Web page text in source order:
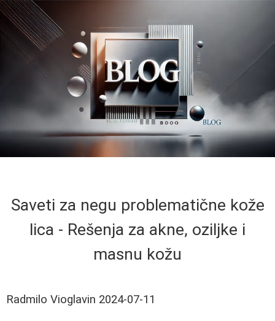
Saveti za negu problematične kože
lica - Rešenja za akne, oziljke i
masnu kožu
Radmilo Vioglavin 2024-07-11